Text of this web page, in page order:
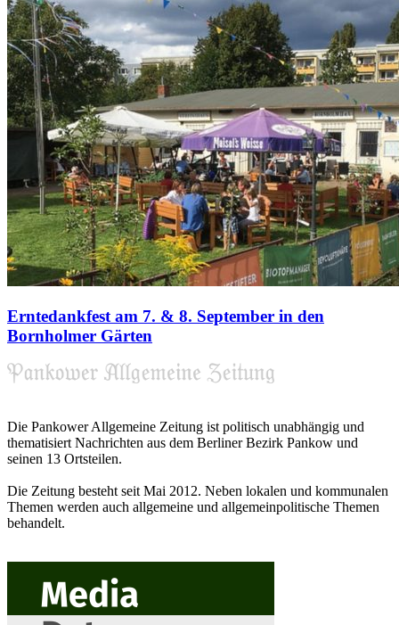
Erntedankfest am 7. & 8. September in den
Bornholmer Gärten
Die Pankower Allgemeine Zeitung ist politisch unabhängig und
thematisiert Nachrichten aus dem Berliner Bezirk Pankow und
seinen 13 Ortsteilen.
Die Zeitung besteht seit Mai 2012. Neben lokalen und kommunalen
Themen werden auch allgemeine und allgemeinpolitische Themen
behandelt.